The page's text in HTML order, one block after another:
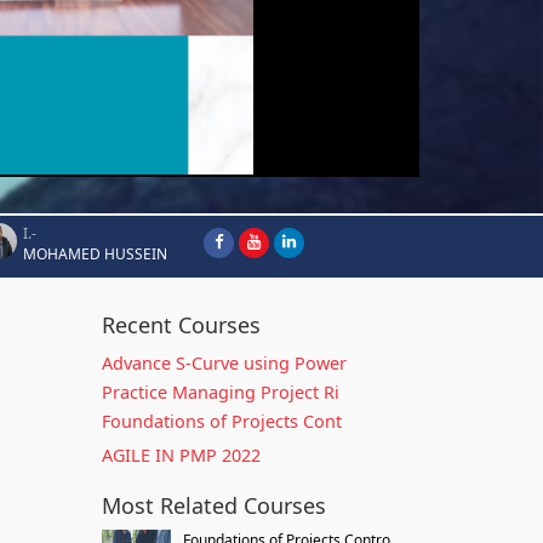
I.-
MOHAMED HUSSEIN
Recent Courses
Advance S-Curve using Power
Practice Managing Project Ri
Foundations of Projects Cont
AGILE IN PMP 2022
Most Related Courses